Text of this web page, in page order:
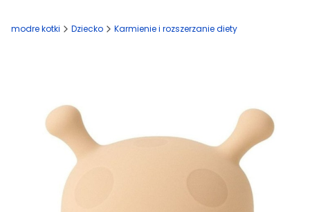
modre kotki Dziecko Karmienie i rozszerzanie diety